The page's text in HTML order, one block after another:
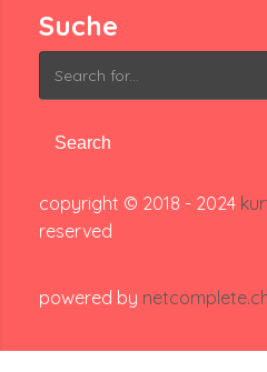
Suche
Search
for:
copyright © 2018 - 2024
reserved
powered by